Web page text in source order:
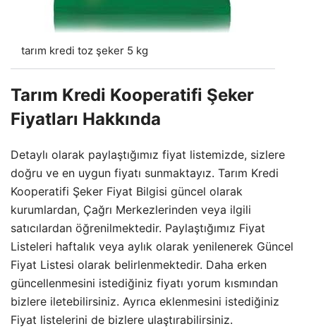
tarım kredi toz şeker 5 kg
Tarım Kredi Kooperatifi Şeker
Fiyatları Hakkında
Detaylı olarak paylaştığımız fiyat listemizde, sizlere
doğru ve en uygun fiyatı sunmaktayız. Tarım Kredi
Kooperatifi Şeker Fiyat Bilgisi güncel olarak
kurumlardan, Çağrı Merkezlerinden veya ilgili
satıcılardan öğrenilmektedir. Paylaştığımız Fiyat
Listeleri haftalık veya aylık olarak yenilenerek Güncel
Fiyat Listesi olarak belirlenmektedir. Daha erken
güncellenmesini istediğiniz fiyatı yorum kısmından
bizlere iletebilirsiniz. Ayrıca eklenmesini istediğiniz
Fiyat listelerini de bizlere ulaştırabilirsiniz.